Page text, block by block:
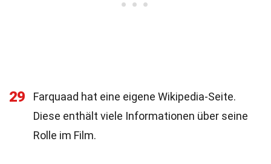
29
Farquaad hat eine eigene Wikipedia-Seite.
Diese enthält viele Informationen über seine
Rolle im Film.